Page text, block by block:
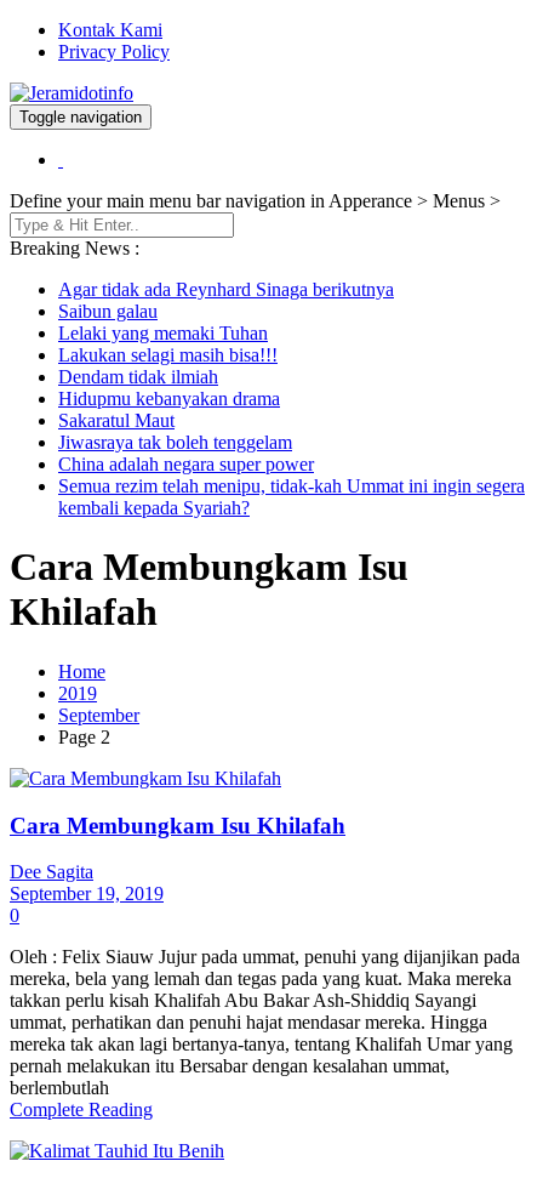
Kontak Kami
Privacy Policy
Jeramidotinfo
Berita dan Informasi Terkini
Toggle navigation
Define your main menu bar navigation in Apperance > Menus >
Breaking News :
Agar tidak ada Reynhard Sinaga berikutnya
Saibun galau
Lelaki yang memaki Tuhan
Lakukan selagi masih bisa!!!
Dendam tidak ilmiah
Hidupmu kebanyakan drama
Sakaratul Maut
Jiwasraya tak boleh tenggelam
China adalah negara super power
Semua rezim telah menipu, tidak-kah Ummat ini ingin segera
kembali kepada Syariah?
Cara Membungkam Isu
Khilafah
Home
2019
September
Page 2
Cara Membungkam Isu Khilafah
Dee Sagita
September 19, 2019
0
Oleh : Felix Siauw Jujur pada ummat, penuhi yang dijanjikan pada
mereka, bela yang lemah dan tegas pada yang kuat. Maka mereka
takkan perlu kisah Khalifah Abu Bakar Ash-Shiddiq Sayangi
ummat, perhatikan dan penuhi hajat mendasar mereka. Hingga
mereka tak akan lagi bertanya-tanya, tentang Khalifah Umar yang
pernah melakukan itu Bersabar dengan kesalahan ummat,
berlembutlah
Complete Reading